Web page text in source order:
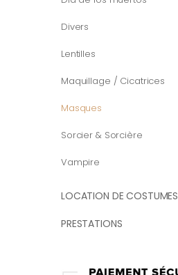
Divers
Lentilles
Maquillage / Cicatrices
Masques
Sorcier & Sorcière
Vampire
LOCATION DE COSTUMES
PRESTATIONS